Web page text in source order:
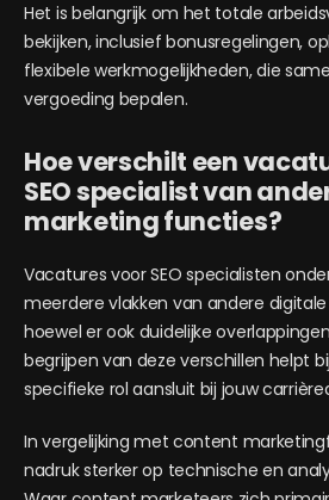
Het is belangrijk om het totale
bekijken, inclusief bonusregelingen,
flexibele werkmogelijkheden, die
vergoeding bepalen.
Hoe verschilt een
SEO specialist van
marketing functies?
Vacatures voor SEO specialisten
meerdere vlakken van andere
hoewel er ook duidelijke
begrijpen van deze verschillen helpt
specifieke rol aansluit bij jouw
In vergelijking met content
nadruk sterker op technische en